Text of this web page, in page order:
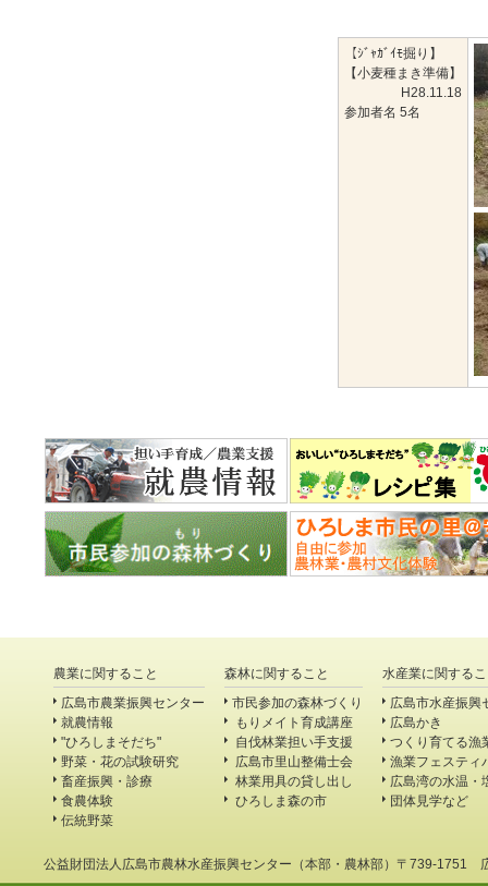
【ｼﾞｬｶﾞｲﾓ掘り】
【小麦種まき準備】
H28.11.18
参加者名 5名
農業に関すること
広島市農業振興センター
就農情報
"ひろしまそだち"
野菜・花の試験研究
畜産振興・診療
食農体験
伝統野菜
森林に関すること
市民参加の森林づくり
もりメイト育成講座
自伐林業担い手支援
広島市里山整備士会
林業用具の貸し出し
ひろしま森の市
水産業に関する
広島市水産振興
広島かき
つくり育てる漁
漁業フェスティ
広島湾の水温・
団体見学など
公益財団法人広島市農林水産振興センター（本部・農林部）〒739-1751